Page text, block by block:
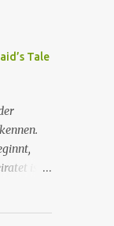
In
lehnt
Tale
ist,